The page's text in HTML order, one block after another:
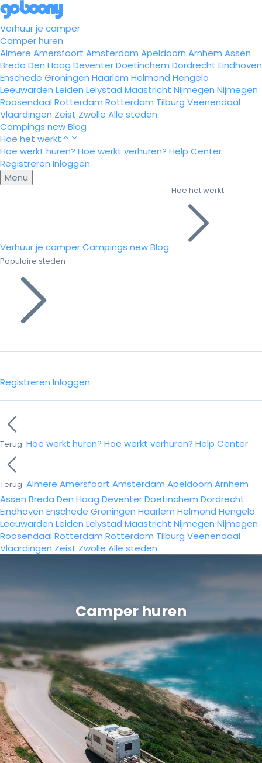
Verhuur je camper
Camper huren
Almere Amersfoort Amsterdam Apeldoorn Arnhem Assen
Breda Den Haag DeventerDoetinchem Dordrecht Eindhoven
Enschede Groningen Haarlem Helmond Hengelo
Leeuwarden Leiden Lelystad Maastricht Nijmegen Nijmegen
Roosendaal Rotterdam Rotterdam Tilburg Veenendaal
Vlaardingen Zeist Zwolle Alle steden
Campings newBlog
Hoe het werkt
Hoe werkt huren? Hoe werkt verhuren? Help Center
Registreren Inloggen
Menu
Verhuur je camperCampings newBlog
Hoe het werkt
Populaire steden
Registreren Inloggen
Terug Hoe werkt huren? Hoe werkt verhuren? Help Center
Terug Almere Amersfoort Amsterdam Apeldoorn Arnhem
Assen Breda Den Haag DeventerDoetinchem Dordrecht
Eindhoven Enschede Groningen Haarlem Helmond Hengelo
Leeuwarden Leiden Lelystad Maastricht Nijmegen Nijmegen
Roosendaal Rotterdam Rotterdam Tilburg Veenendaal
Vlaardingen Zeist Zwolle Alle steden
Camper huren